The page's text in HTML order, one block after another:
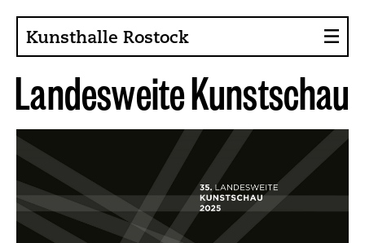
Kunsthalle Rostock
Über die Kunsthalle
Sammlung
Ansprechpartner
Förderer, Projekte
Presse
LandesweiteKunstschau